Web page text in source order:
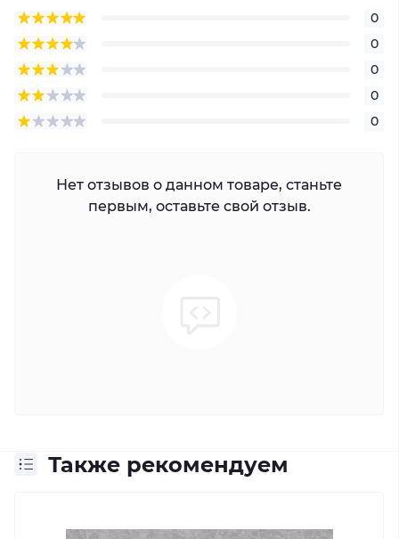
0
0
0
0
0
Нет отзывов о данном товаре, станьте
первым, оставьте свой отзыв.
Также рекомендуем